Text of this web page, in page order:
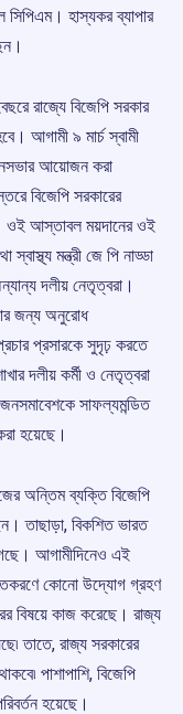
হাস্যকর ব্যাপার
রাজ্যে বিজেপি সরকার
আগামী ৯ মার্চ স্বামী
জনসভার আয়োজন করা
বিজেপি সরকারের
ওই আস্তাবল ময়দানের ওই
মন্ত্রী জে পি নাড্ডা
দলীয় নেতৃত্বরা।
জন্য অনুরোধ
প্রসারকে সুদৃঢ় করতে
দলীয় কর্মী ও নেতৃত্বরা
সাফল্যমন্ডিত
হয়েছে।
অন্তিম ব্যক্তি বিজেপি
তাছাড়া, বিকশিত ভারত
আগামীদিনেও এই
কোনো উদ্যোগ গ্রহণ
বিষয়ে কাজ করেছে। রাজ্য
তাতে, রাজ্য সরকারের
পাশাপাশি, বিজেপি
হয়েছে।